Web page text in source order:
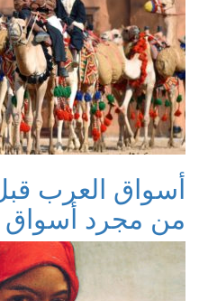
أسواق العرب
من مجرد أسواق 2\2